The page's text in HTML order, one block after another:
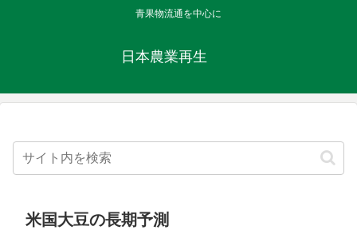
青果物流通を中心に
日本農業再生
米国大豆の長期予測